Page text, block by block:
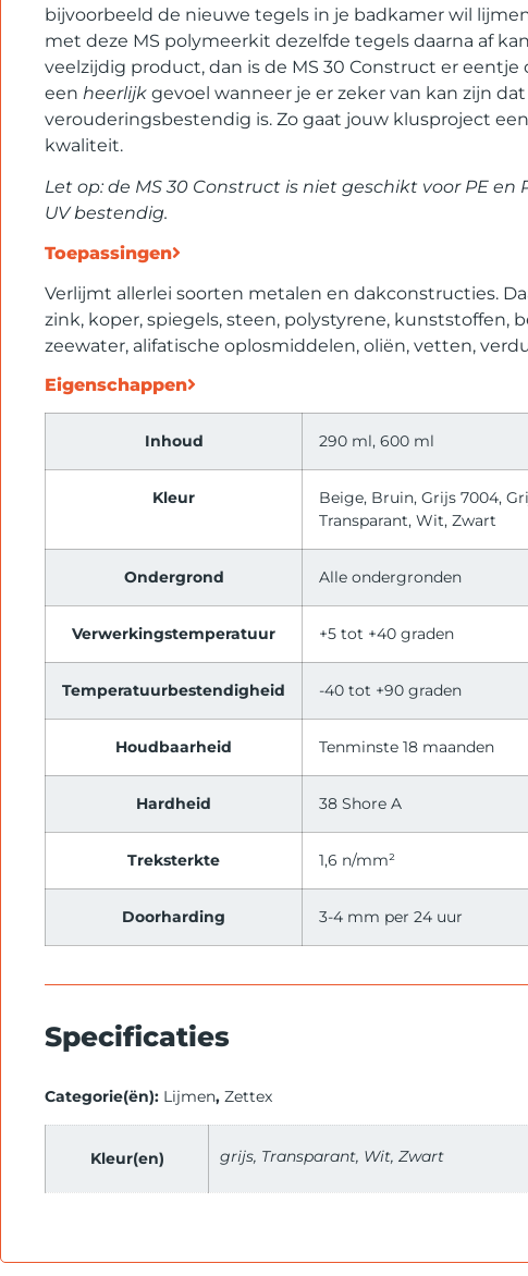
bijvoorbeeld de nieuwe tegels in je badkamer wil
met deze MS polymeerkit dezelfde tegels daarna af
veelzijdig product, dan is de MS 30 Construct er
een heerlijk gevoel wanneer je er zeker van kan zijn
verouderingsbestendig is. Zo gaat jouw klusproject
kwaliteit.
Let op: de MS 30 Construct is niet geschikt voor PE
UV bestendig.
Toepassingen
Verlijmt allerlei soorten metalen en dakconstructies.
zink, koper, spiegels, steen, polystyrene, kunststoffen,
zeewater, alifatische oplosmiddelen, oliën, vetten,
Eigenschappen
Inhoud 290 ml, 600 ml
Kleur
Beige, Bruin, Grijs 7004,
Transparant, Wit, Zwart
Ondergrond Alle ondergronden
Verwerkingstemperatuur +5 tot +40 graden
Temperatuurbestendigheid -40 tot +90 graden
Houdbaarheid Tenminste 18 maanden
Hardheid 38 Shore A
Treksterkte 1,6 n/mm²
Doorharding 3-4 mm per 24 uur
Specificaties
Categorie(ën): Lijmen, Zettex
Kleur(en) grijs, Transparant, Wit, Zwart